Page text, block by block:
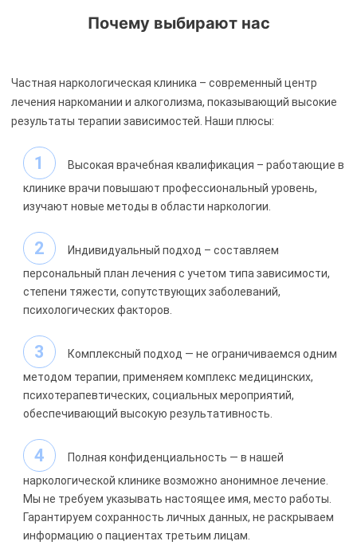
Почему выбирают нас
Частная наркологическая клиника – современный центр
лечения наркомании и алкоголизма, показывающий высокие
результаты терапии зависимостей. Наши плюсы:
Высокая врачебная квалификация – работающие в
клинике врачи повышают профессиональный уровень,
изучают новые методы в области наркологии.
Индивидуальный подход – составляем
персональный план лечения с учетом типа зависимости,
степени тяжести, сопутствующих заболеваний,
психологических факторов.
Комплексный подход — не ограничиваемся одним
методом терапии, применяем комплекс медицинских,
психотерапевтических, социальных мероприятий,
обеспечивающий высокую результативность.
Полная конфиденциальность — в нашей
наркологической клинике возможно анонимное лечение.
Мы не требуем указывать настоящее имя, место работы.
Гарантируем сохранность личных данных, не раскрываем
информацию о пациентах третьим лицам.